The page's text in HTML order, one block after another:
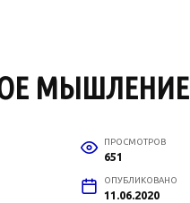
МЫШЛЕНИЕ
ПРОСМОТРОВ
651
ОПУБЛИКОВАНО
11.06.2020